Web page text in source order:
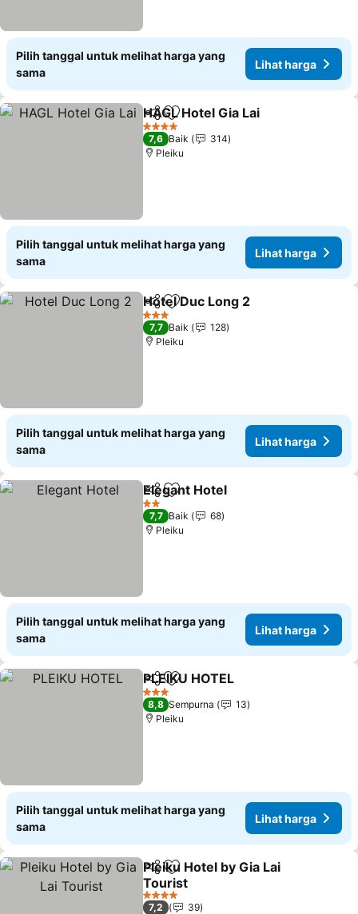
Pilih tanggal untuk melihat harga yang
sama
Lihat harga
BagikanTambahkan ke favorit
HAGL Hotel Gia Lai
4 Bintang
7,6 Baik
314
Pleiku
Pilih tanggal untuk melihat harga yang
sama
Lihat harga
BagikanTambahkan ke favorit
Hotel Duc Long 2
3 Bintang
7,7 Baik
128
Pleiku
Pilih tanggal untuk melihat harga yang
sama
Lihat harga
BagikanTambahkan ke favorit
Elegant Hotel
2 Bintang
7,7 Baik
68
Pleiku
Pilih tanggal untuk melihat harga yang
sama
Lihat harga
BagikanTambahkan ke favorit
PLEIKU HOTEL
3 Bintang
8,8 Sempurna
13
Pleiku
Pilih tanggal untuk melihat harga yang
sama
Lihat harga
BagikanTambahkan ke favorit
Pleiku Hotel by Gia Lai
Tourist
Lihat harga
4 Bintang
7,2
39